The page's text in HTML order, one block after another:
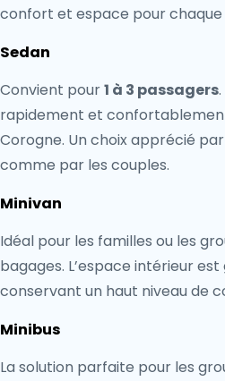
confort et espace pour chaque
Sedan
Convient pour1 à 3 passagers
rapidement et
Corogne. Un choix apprécié
comme par les couples.
Minivan
Idéal pour les familles ou les
bagages. L’espace intérieur
conservant un haut niveau de
Minibus
La solution parfaite pour les